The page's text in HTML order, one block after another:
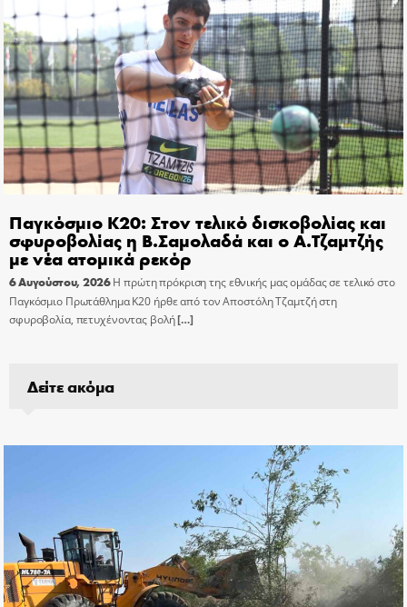
Παγκόσμιο Κ20: Στον τελικό δισκοβολίας και
σφυροβολίας η Β.Σαμολαδά και ο Α.Τζαμτζής
με νέα ατομικά ρεκόρ
6 Αυγούστου, 2026 Η πρώτη πρόκριση της εθνικής μας ομάδας σε τελικό στο
Παγκόσμιο Πρωτάθλημα Κ20 ήρθε από τον Αποστόλη Τζαμτζή στη
σφυροβολία, πετυχένοντας βολή[…]
Δείτε ακόμα